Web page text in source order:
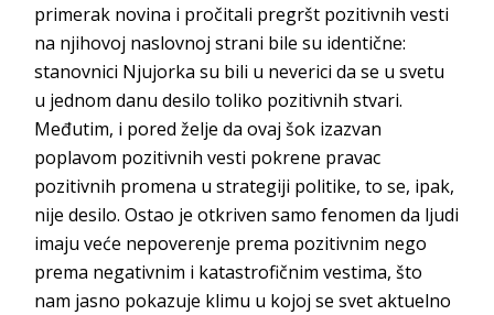
primerak novina i pročitali pregršt pozitivnih vesti
na njihovoj naslovnoj strani bile su identične:
stanovnici Njujorka su bili u neverici da se u svetu
u jednom danu desilo toliko pozitivnih stvari.
Međutim, i pored želje da ovaj šok izazvan
poplavom pozitivnih vesti pokrene pravac
pozitivnih promena u strategiji politike, to se, ipak,
nije desilo. Ostao je otkriven samo fenomen da ljudi
imaju veće nepoverenje prema pozitivnim nego
prema negativnim i katastrofičnim vestima, što
nam jasno pokazuje klimu u kojoj se svet aktuelno